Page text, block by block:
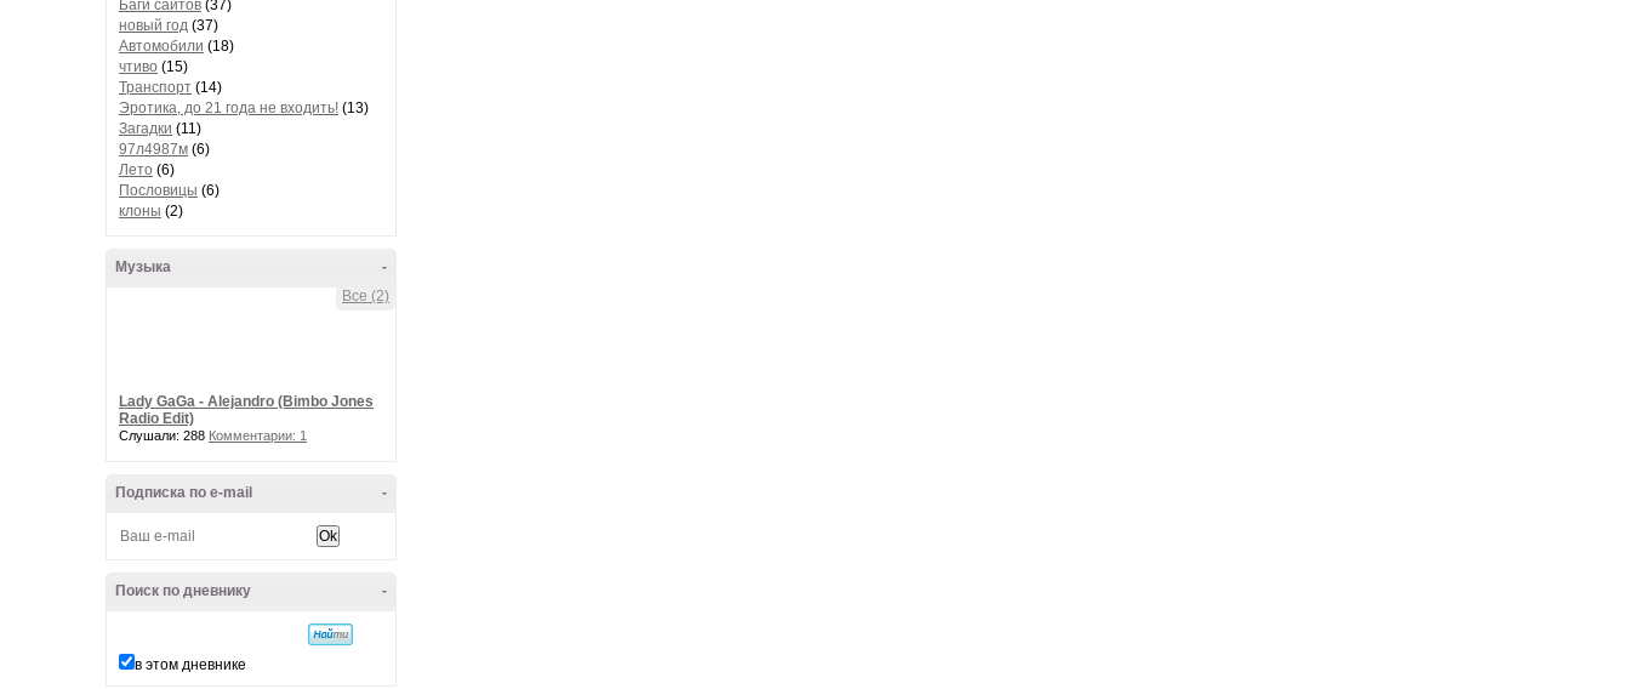
Баги сайтов (37)
новый год (37)
Автомобили (18)
чтиво (15)
Транспорт (14)
Эротика, до 21 года не входить! (13)
Загадки (11)
97л4987м (6)
Лето (6)
Пословицы (6)
клоны (2)
-
Музыка
Все (2)
Lady GaGa - Alejandro (Bimbo Jones
Radio Edit)
Слушали: 288 Комментарии: 1
-
Подписка по e-mail
-
Поиск по дневнику
в этом дневнике